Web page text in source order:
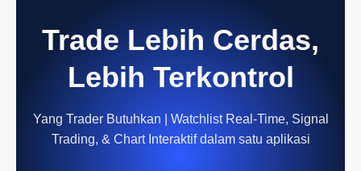
Trade Lebih Cerdas,
Lebih Terkontrol
Yang Trader Butuhkan | Watchlist Real-Time, Signal
Trading, & Chart Interaktif dalam satu aplikasi